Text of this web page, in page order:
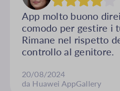
App molto buono
comodo per gestire i
Rimane nel rispetto
controllo al genitore.
20/08/2024
da Huawei AppGallery